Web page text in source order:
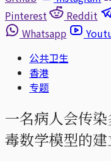
Pinterest
Reddit
Whatsapp
公共卫生
香港
专题
一名病人会传
毒数学模型的